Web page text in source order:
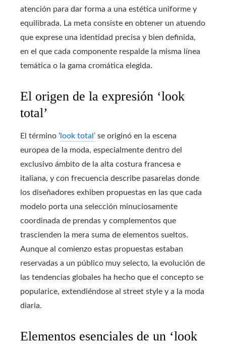
atención para dar forma a una estética uniforme y
equilibrada. La meta consiste en obtener un atuendo
que exprese una identidad precisa y bien definida,
en el que cada componente respalde la misma línea
temática o la gama cromática elegida.
El origen de la expresión ‘look
total’
El término ‘ look total’ se originó en la escena
europea de la moda, especialmente dentro del
exclusivo ámbito de la alta costura francesa e
italiana, y con frecuencia describe pasarelas donde
los diseñadores exhiben propuestas en las que cada
modelo porta una selección minuciosamente
coordinada de prendas y complementos que
trascienden la mera suma de elementos sueltos.
Aunque al comienzo estas propuestas estaban
reservadas a un público muy selecto, la evolución de
las tendencias globales ha hecho que el concepto se
popularice, extendiéndose al street style y a la moda
diaria.
Elementos esenciales de un ‘look